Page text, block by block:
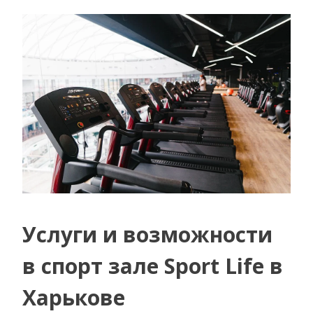
Услуги и возможности
в спорт зале Sport Life в
Харькове